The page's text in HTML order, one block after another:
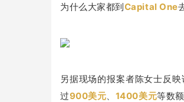
为什么大家都到Capital One
另据现场的报案者陈女士反
过900美元、 1400美元等数